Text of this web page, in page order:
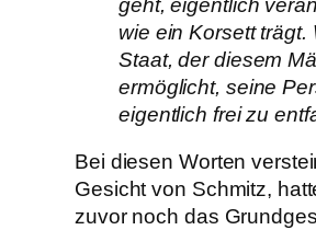
geht, eigentlich
wie ein Korsett trägt.
Staat, der diesem
ermöglicht, seine
eigentlich frei zu
Bei diesen Worten
Gesicht von Schmitz,
zuvor noch das